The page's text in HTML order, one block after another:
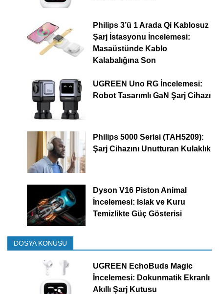
Philips 3’ü 1 Arada Qi Kablosuz
Şarj İstasyonu İncelemesi:
Masaüstünde Kablo
Kalabalığına Son
UGREEN Uno RG İncelemesi:
Robot Tasarımlı GaN Şarj Cihazı
Philips 5000 Serisi (TAH5209):
Şarj Cihazını Unutturan Kulaklık
Dyson V16 Piston Animal
İncelemesi: Islak ve Kuru
Temizlikte Güç Gösterisi
DOSYA KONUSU
UGREEN EchoBuds Magic
İncelemesi: Dokunmatik Ekranlı
Akıllı Şarj Kutusu